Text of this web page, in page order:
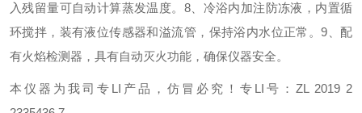
入残留量可自动计算蒸发温度。 8、冷浴内加注防冻液，内置循
环搅拌，装有液位传感器和溢流管，保持浴内水位正常。9、配
有火焰检测器，具有自动灭火功能，确保仪器安全。
本仪器为我司专LI产品，仿冒必究！专LI号：ZL 2019 2